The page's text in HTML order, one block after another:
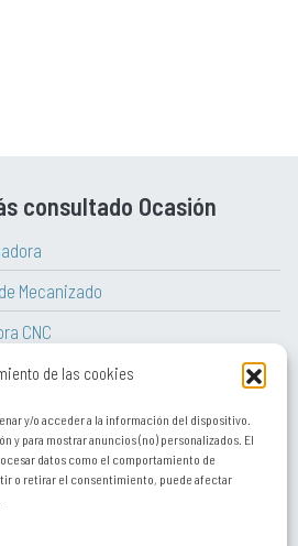
de las cookies
y/o acceder a la información del dispositivo.
y para mostrar anuncios (no) personalizados. El
datos como el comportamiento de
o retirar el consentimiento, puede afectar
consultado Ocasión
Mecanizado
CNC
convencionales